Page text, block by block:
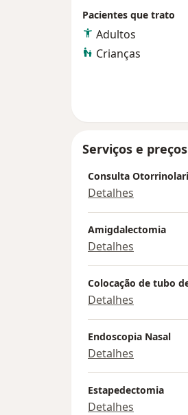
Pacientes que trato
Adultos
Crianças
Serviços e preços
Consulta
Detalhes
Amigdalectomia
Detalhes
Colocação de tubo
Detalhes
Endoscopia Nasal
Detalhes
Estapedectomia
Detalhes